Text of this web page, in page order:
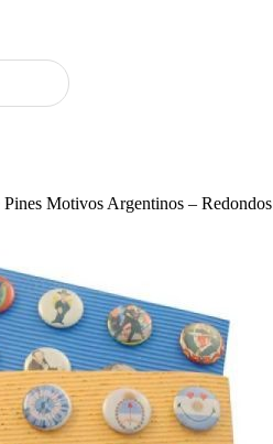
Pines Motivos Argentinos – Redondos